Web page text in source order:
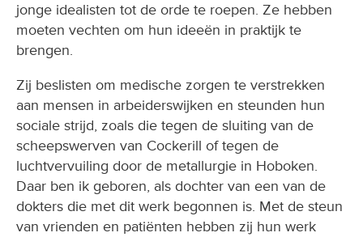
jonge idealisten tot de orde te roepen. Ze hebben
moeten vechten om hun ideeën in praktijk te
brengen.
Zij beslisten om medische zorgen te verstrekken
aan mensen in arbeiderswijken en steunden hun
sociale strijd, zoals die tegen de sluiting van de
scheepswerven van Cockerill of tegen de
luchtvervuiling door de metallurgie in Hoboken.
Daar ben ik geboren, als dochter van een van de
dokters die met dit werk begonnen is. Met de steun
van vrienden en patiënten hebben zij hun werk